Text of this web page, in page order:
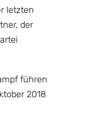
letzten
der
führen
2018